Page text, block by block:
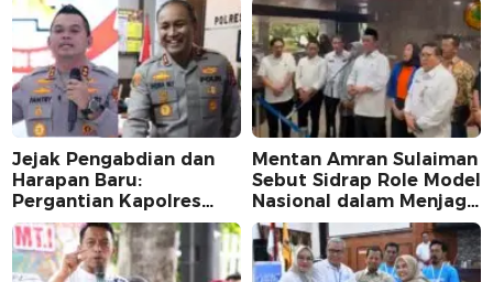
Jejak Pengabdian dan
Harapan Baru:
Pergantian Kapolres
Sidrap dalam Perspektif
Karier Dua Perwira
Mentan Amran Sulaiman
Sebut Sidrap Role Model
Nasional dalam Menjaga
Stabilitas Harga Telur